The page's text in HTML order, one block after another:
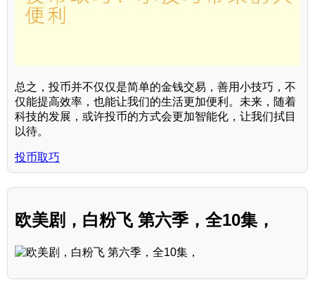
总之，投币并不仅仅是简单的金钱交易，善用小技巧，不
仅能提高效率，也能让我们的生活更加便利。未来，随着
科技的发展，或许投币的方式会更加智能化，让我们拭目
以待。
投币取巧
欧美剧，白粉飞 第六季，全10集，